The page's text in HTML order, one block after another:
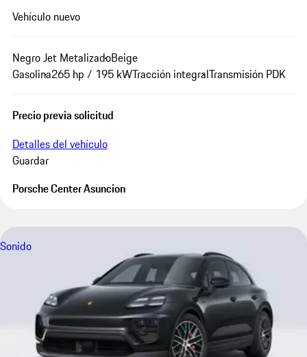
Vehículo nuevo
Negro Jet MetalizadoBeige
Gasolina265 hp / 195 kWTracción integralTransmisión PDK
Precio previa solicitud
Detalles del vehículo
Guardar
Porsche Center Asuncion
Sonido